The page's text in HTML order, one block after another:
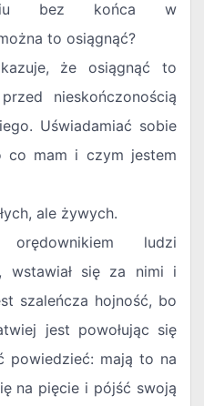
bez końca w
to osiągnąć?
że osiągnąć to
nieskończonością
Uświadamiać sobie
co mam i czym jestem
ale żywych.
ludzi
wstawiał się za nimi i
szaleńcza hojność, bo
jest powołując się
powiedzieć: mają to na
na pięcie i pójść swoją